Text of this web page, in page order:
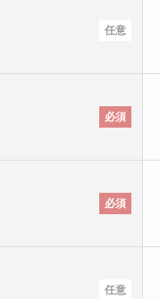
任意
必須
必須
任意